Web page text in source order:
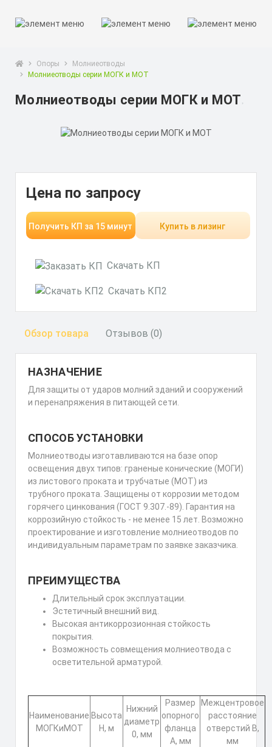
Опоры
Молниеотводы
Молниеотводы серии МОГК и МОТ
Молниеотводы серии МОГК и МОТ
Цена по запросу
Получить КП за 15 минут Купить в лизинг
Скачать КП
Скачать КП2
Обзор товара Отзывов (0)
НАЗНАЧЕНИЕ
Для защиты от ударов молний зданий и сооружений
и перенапряжения в питающей сети.
СПОСОБ УСТАНОВКИ
Молниеотводы изготавливаются на базе опор
освещения двух типов: граненые конические (МОГИ)
из листового проката и трубчатые (МОТ) из
трубного проката. Защищены от коррозии методом
горячего цинкования (ГОСТ 9.307.-89). Гарантия на
коррозийную стойкость - не менее 15 лет. Возможно
проектирование и изготовление молниеотводов по
индивидуальным параметрам по заявке заказчика.
ПРЕИМУЩЕСТВА
Длительный срок эксплуатации.
Эстетичный внешний вид.
Высокая антикоррозионная стойкость
покрытия.
Возможность совмещения молниеотвода с
осветительной арматурой.
Наименование
МОГКиМОТ
Высота
Н, м
Нижний
диаметр
0, мм
Размер
опорного
фланца
А, мм
Межцентровое
расстояние
отверстий В,
мм